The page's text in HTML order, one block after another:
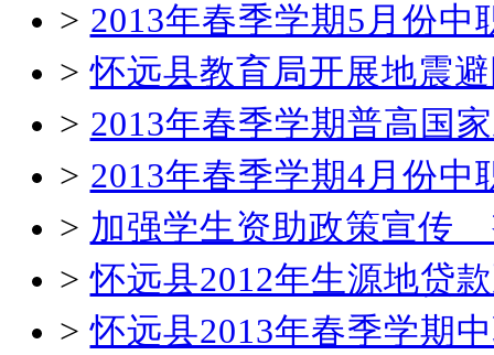
> 2013年春季学期5月份中
>怀远县教育局开展地震
> 2013年春季学期普高国
> 2013年春季学期4月份
> 加强学生资助政策宣传
>怀远县2012年生源地贷
>怀远县2013年春季学期